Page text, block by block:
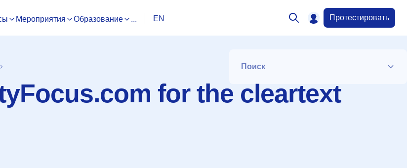
Мероприятия Образование ... EN Протестировать
for the cleartext
Поиск